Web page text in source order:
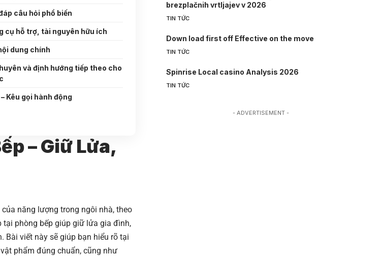
câu hỏi phổ biến
cụ hỗ trợ, tài nguyên hữu ích
dung chính
và định hướng tiếp theo cho
Kêu gọi hành động
– Giữ Lửa,
năng lượng trong ngôi nhà, theo
tại phòng bếp giúp giữ lửa gia đình,
Bài viết này sẽ giúp bạn hiểu rõ tại
phẩm đúng chuẩn, cũng như
brezplačnih vrtljajev v 2026
TIN TỨC
Down load first off Effective on the move
TIN TỨC
Spinrise Local casino Analysis 2026
TIN TỨC
- ADVERTISEMENT -